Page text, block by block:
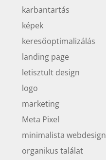
karbantartás
képek
keresőoptimalizálás
landing page
letisztult design
logo
marketing
Meta Pixel
minimalista webdesign
organikus találat